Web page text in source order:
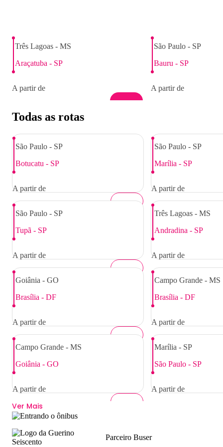
Três Lagoas - MS
Araçatuba - SP
A partir de
R$ 45,00
São Paulo - SP
Bauru - SP
A partir de
Todas as rotas
São Paulo - SP
Botucatu - SP
A partir de
R$ 99,00
São Paulo - SP
Marília - SP
A partir de
R$ 154,00
São Paulo - SP
Tupã - SP
A partir de
R$ 191,00
Três Lagoas - MS
Andradina - SP
A partir de
R$ 20,00
Goiânia - GO
Brasília - DF
A partir de
R$ 76,00
Campo Grande - MS
Brasília - DF
A partir de
R$ 320,00
Campo Grande - MS
Goiânia - GO
A partir de
R$ 290,00
Marília - SP
São Paulo - SP
A partir de
Ver Mais
Parceiro Buser